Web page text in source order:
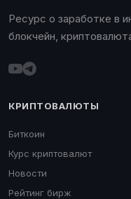
Ресурс о заработке в
блокчейн,
КРИПТОВАЛЮТЫ
Биткоин
Курс криптовалют
Новости
Рейтинг бирж